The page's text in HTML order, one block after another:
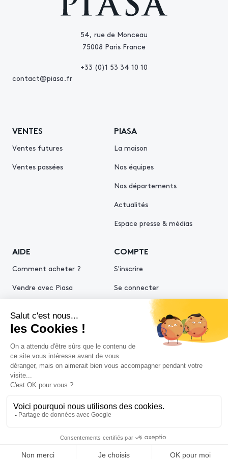
54, rue de Monceau
75008 Paris France
+33 (0)1 53 34 10 10
contact@piasa.fr
VENTES
Ventes futures
Ventes passées
PIASA
La maison
Nos équipes
Nos départements
Actualités
Espace presse & médias
AIDE
Comment acheter ?
Vendre avec Piasa
COMPTE
S'inscrire
Se connecter
Politiques de confidentialitéPolitique cookies
Conditions générales d'utilisation